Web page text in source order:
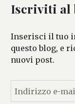
Iscriviti al
Inserisci il tuo
questo blog, e
nuovi post.
n